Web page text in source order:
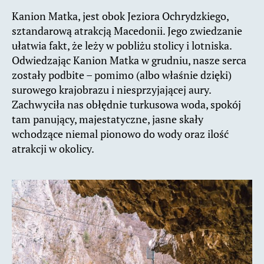
Kanion Matka, jest obok Jeziora Ochrydzkiego,
sztandarową atrakcją Macedonii. Jego zwiedzanie
ułatwia fakt, że leży w pobliżu stolicy i lotniska.
Odwiedzając Kanion Matka w grudniu, nasze serca
zostały podbite – pomimo (albo właśnie dzięki)
surowego krajobrazu i niesprzyjającej aury.
Zachwyciła nas obłędnie turkusowa woda, spokój
tam panujący, majestatyczne, jasne skały
wchodzące niemal pionowo do wody oraz ilość
atrakcji w okolicy.